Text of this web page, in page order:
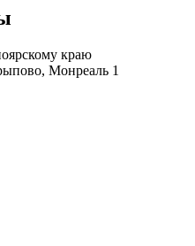
краю
Монреаль 1